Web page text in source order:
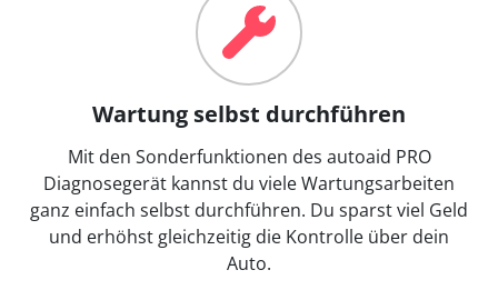
Wartung selbst durchführen
Mit den Sonderfunktionen des autoaid PRO
Diagnosegerät kannst du viele Wartungsarbeiten
ganz einfach selbst durchführen. Du sparst viel Geld
und erhöhst gleichzeitig die Kontrolle über dein
Auto.